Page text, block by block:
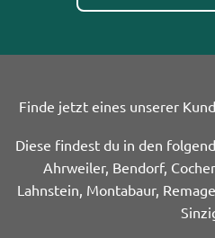
Finde jetzt eines unserer
Diese findest du in den
Ahrweiler, Bendorf,
Lahnstein, Montabaur,